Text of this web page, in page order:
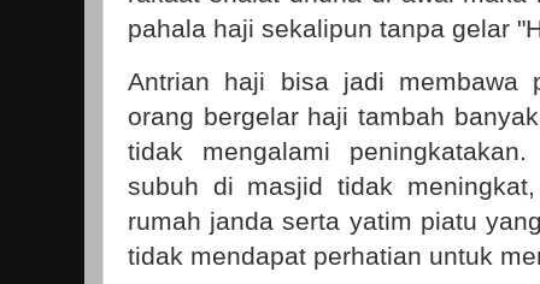
pahala haji sekalipun tanpa gelar
Antrian haji bisa jadi membawa
orang bergelar haji tambah
tidak mengalami
subuh di masjid tidak
rumah janda serta yatim piatu
tidak mendapat perhatian untuk